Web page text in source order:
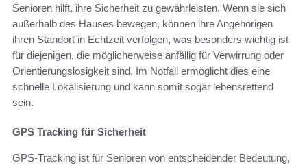
Senioren hilft, ihre Sicherheit zu gewährleisten. Wenn sie sich
außerhalb des Hauses bewegen, können ihre Angehörigen
ihren Standort in Echtzeit verfolgen, was besonders wichtig ist
für diejenigen, die möglicherweise anfällig für Verwirrung oder
Orientierungslosigkeit sind. Im Notfall ermöglicht dies eine
schnelle Lokalisierung und kann somit sogar lebensrettend
sein.
GPS Tracking für Sicherheit
GPS-Tracking ist für Senioren von entscheidender Bedeutung,